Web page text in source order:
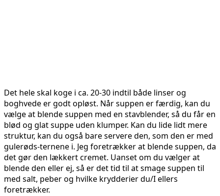
Det hele skal koge i ca. 20-30 indtil både linser og
boghvede er godt opløst. Når suppen er færdig, kan du
vælge at blende suppen med en stavblender, så du får en
blød og glat suppe uden klumper. Kan du lide lidt mere
struktur, kan du også bare servere den, som den er med
gulerøds-ternene i. Jeg foretrækker at blende suppen, da
det gør den lækkert cremet. Uanset om du vælger at
blende den eller ej, så er det tid til at smage suppen til
med salt, peber og hvilke krydderier du/I ellers
foretrækker.